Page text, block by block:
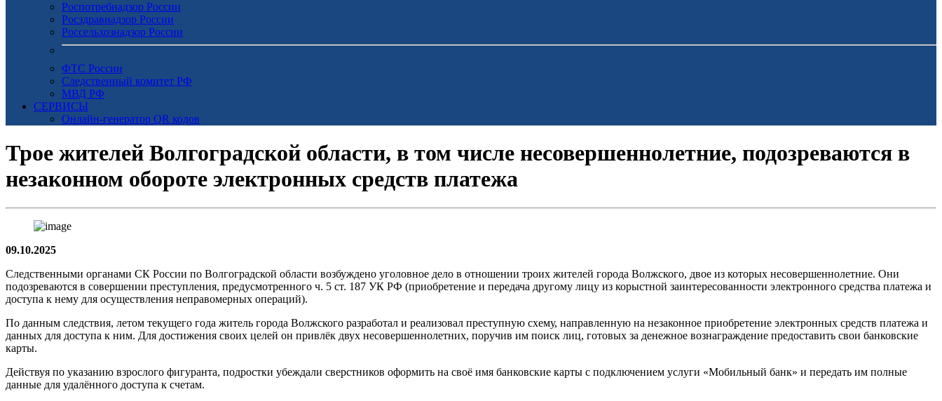
Роспотребнадзор России
Росздравнадзор России
Россельхознадзор России
ФТС России
Следственный комитет РФ
МВД РФ
СЕРВИСЫ
Онлайн-генератор QR кодов
Трое жителей Волгоградской области, в том числе несовершеннолетние, подозреваются в
незаконном обороте электронных средств платежа
09.10.2025
Следственными органами СК России по Волгоградской области возбуждено уголовное дело в отношении троих жителей города Волжского, двое из которых несовершеннолетние. Они
подозреваются в совершении преступления, предусмотренного ч. 5 ст. 187 УК РФ (приобретение и передача другому лицу из корыстной заинтересованности электронного средства платежа и
доступа к нему для осуществления неправомерных операций).
По данным следствия, летом текущего года житель города Волжского разработал и реализовал преступную схему, направленную на незаконное приобретение электронных средств платежа и
данных для доступа к ним. Для достижения своих целей он привлёк двух несовершеннолетних, поручив им поиск лиц, готовых за денежное вознаграждение предоставить свои банковские
карты.
Действуя по указанию взрослого фигуранта, подростки убеждали сверстников оформить на своё имя банковские карты с подключением услуги «Мобильный банк» и передать им полные
данные для удалённого доступа к счетам.